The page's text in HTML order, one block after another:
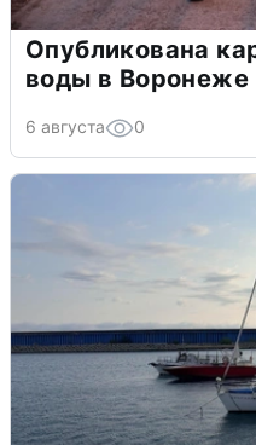
Опубликована
воды в Воронеже
6 августа 0